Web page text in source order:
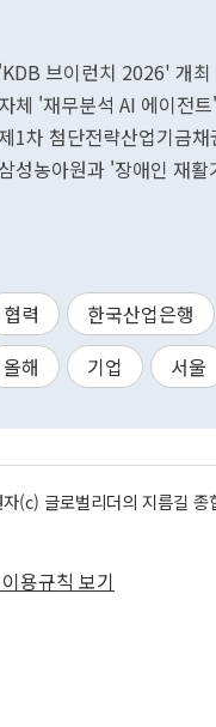
브이런치 2026' 개최
체 '재무분석 AI 에이전
1차 첨단전략산업기금
성농아원과 '장애인 재
협력 한국산업은행
올해 기업 서울
(c) 글로벌리더의 지름길
용규칙 보기